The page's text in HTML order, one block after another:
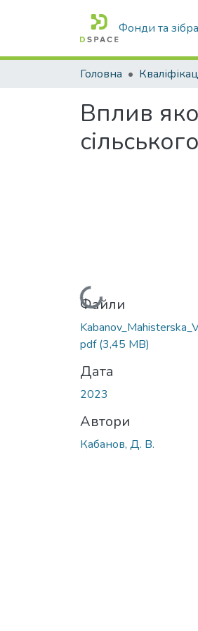
Фонди та
Головна
Вплив
Вантажиться...
Файли
pdf(3,45 MB)
Дата
2023
Автори
Кабанов, Д. В.